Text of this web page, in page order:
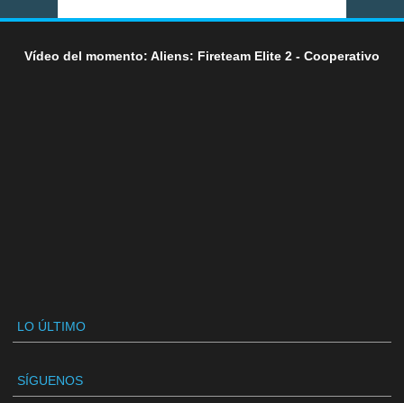
Vídeo del momento: Aliens: Fireteam Elite 2 - Cooperativo
LO ÚLTIMO
SÍGUENOS